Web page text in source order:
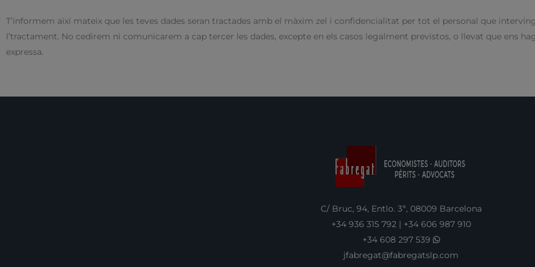
T’informem així mateix que les teves dades seran tractades amb el màxim zel i confidencialitat per tot el personal que
l’tractament. No cedirem ni comunicarem a cap tercer les dades, excepte en els casos legalment previstos, o llevat que ens
expressa.
C/ Bruc, 94, Entlo. 3ª, 08009 Barcelona
+34 936 315 792| +34 606 987 910
+34 608 297 539
jfabregat@fabregatslp.com